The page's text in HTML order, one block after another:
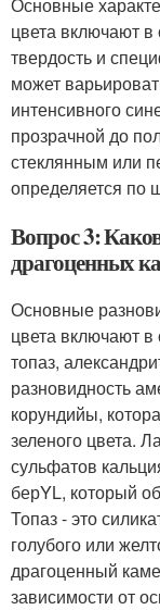
цвета включают в
твердость и
может
интенсивного
прозрачной до
стеклянным или
определяется по
Вопрос 3:
драгоценных
Основные
цвета включают
топаз,
разновидность
корундийы,
зеленого цвета.
сульфатов
берYL, который
Топаз - это
голубого или
драгоценный
зависимости от